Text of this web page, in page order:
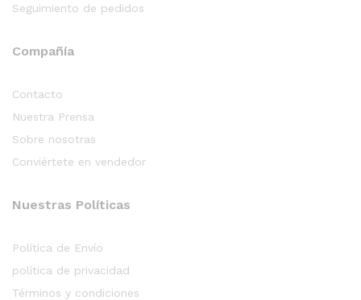
Seguimiento de pedidos
Compañía
Contacto
Nuestra Prensa
Sobre nosotras
Conviértete en vendedor
Nuestras Políticas
Política de Envío
política de privacidad
Términos y condiciones